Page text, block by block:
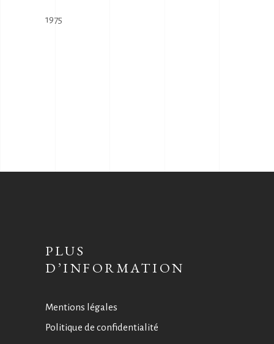
1975
PLUS
D’INFORMATION
Mentions légales
Politique de confidentialité